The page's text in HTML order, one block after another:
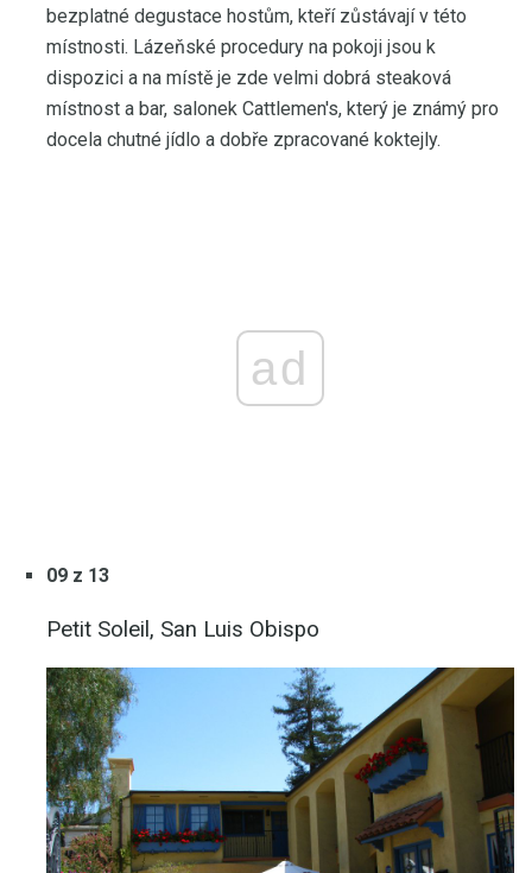
bezplatné degustace hostům, kteří zůstávají v této
místnosti. Lázeňské procedury na pokoji jsou k
dispozici a na místě je zde velmi dobrá steaková
místnost a bar, salonek Cattlemen's, který je známý pro
docela chutné jídlo a dobře zpracované koktejly.
ad
09 z 13
Petit Soleil, San Luis Obispo